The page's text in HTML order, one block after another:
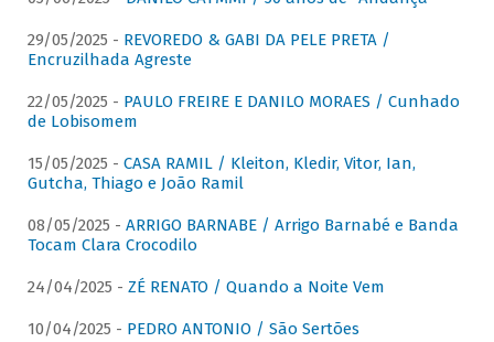
29/05/2025 - REVOREDO & GABI DA PELE PRETA /
Encruzilhada Agreste
22/05/2025 - PAULO FREIRE E DANILO MORAES / Cunhado
de Lobisomem
15/05/2025 - CASA RAMIL / Kleiton, Kledir, Vitor, Ian,
Gutcha, Thiago e João Ramil
08/05/2025 - ARRIGO BARNABE / Arrigo Barnabé e Banda
Tocam Clara Crocodilo
24/04/2025 - ZÉ RENATO / Quando a Noite Vem
10/04/2025 - PEDRO ANTONIO / São Sertões